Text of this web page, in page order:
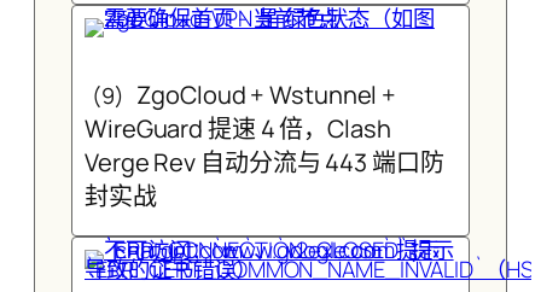
(9) ZgoCloud + Wstunnel +
WireGuard 提速 4 倍，Clash
Verge Rev 自动分流与 443 端口防
封实战